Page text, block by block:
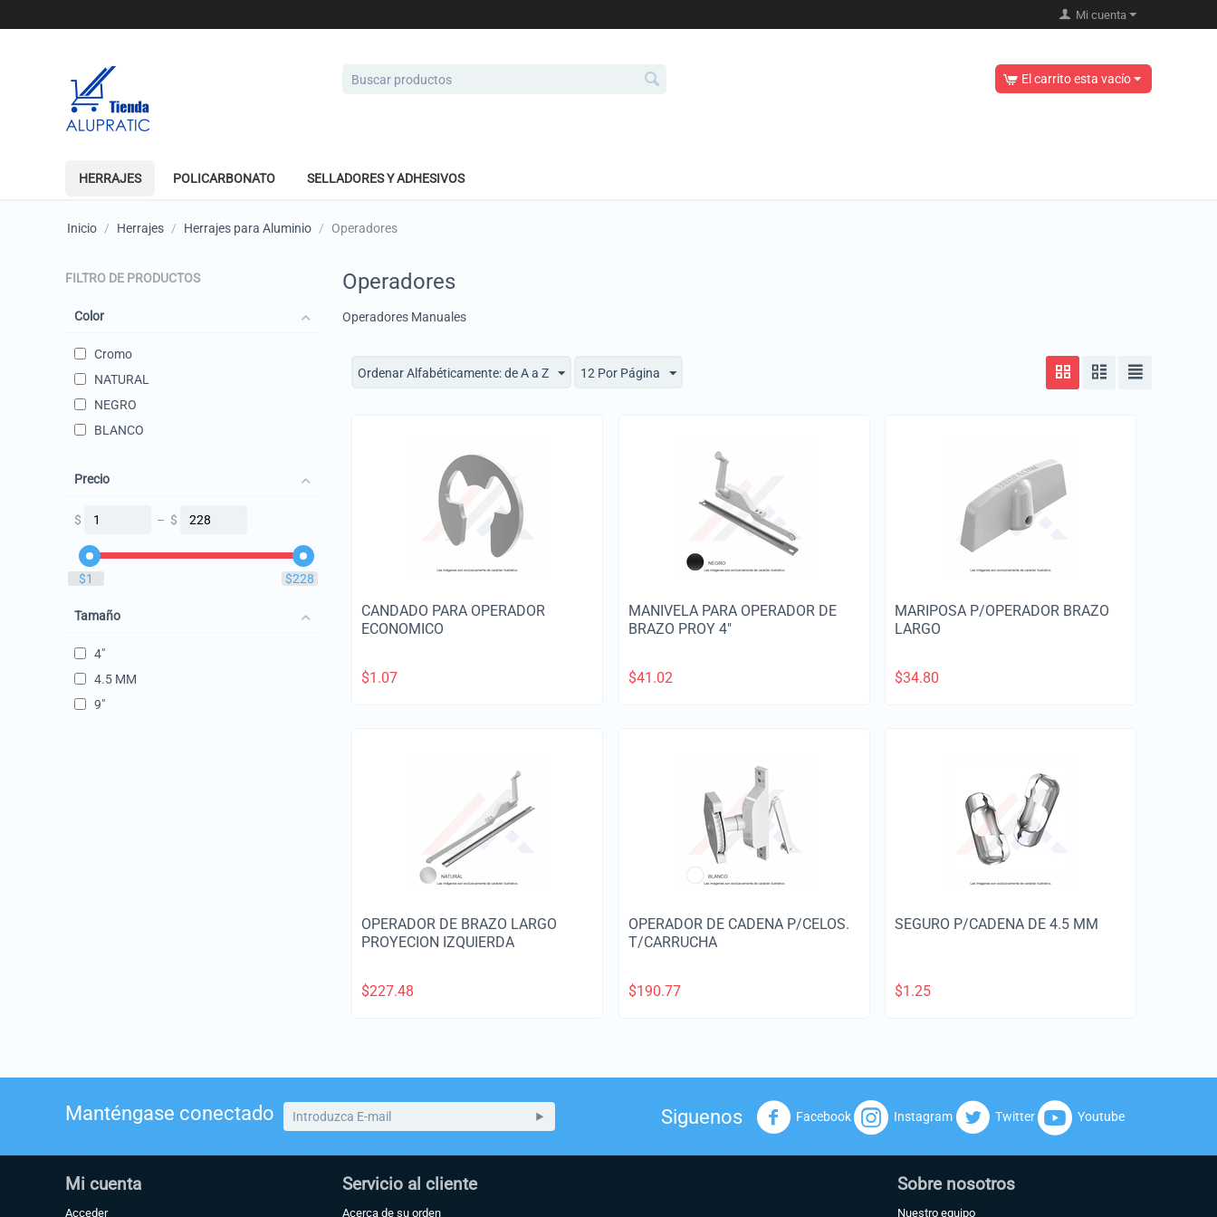
Mi cuenta
El carrito esta vacío
HERRAJES POLICARBONATO SELLADORES Y ADHESIVOS
Inicio / Herrajes / Herrajes para Aluminio / Operadores
FILTRO DE PRODUCTOS
Color
Cromo
NATURAL
NEGRO
BLANCO
Precio
$ – $
‎$1 ‎$228
Tamaño
4"
4.5 MM
9"
Operadores
Operadores Manuales
Ordenar Alfabéticamente: de A a Z 12 Por Página
CANDADO PARA OPERADOR
ECONOMICO
$1.07
MANIVELA PARA OPERADOR DE
BRAZO PROY 4"
$41.02
MARIPOSA P/OPERADOR BRAZO
LARGO
$34.80
OPERADOR DE BRAZO LARGO
PROYECION IZQUIERDA
$227.48
OPERADOR DE CADENA P/CELOS.
T/CARRUCHA
$190.77
SEGURO P/CADENA DE 4.5 MM
$1.25
Manténgase conectado Siguenos Facebook Instagram Twitter Youtube
Mi cuenta
Acceder
Servicio al cliente
Acerca de su orden
Sobre nosotros
Nuestro equipo